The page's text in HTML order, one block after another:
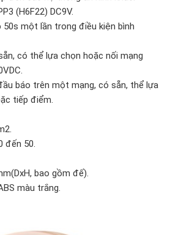
(H6F22) DC9V.
một lần trong điều kiện bình
có thể lựa chọn hoặc nối mạng
báo trên một mạng, có sẵn, thể lựa
tiếp điểm.
đến 50.
bao gồm đế).
màu trắng.